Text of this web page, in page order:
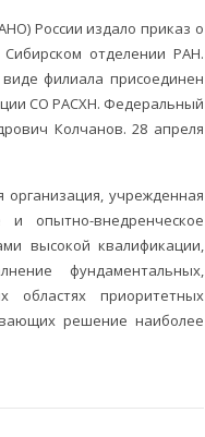
России издало приказ о
отделении РАН.
филиала присоединен
СО РАСХН. Федеральный
Колчанов. 28 апреля
организация, учрежденная
опытно-внедренческое
высокой квалификации,
фундаментальных,
областях приоритетных
решение наиболее